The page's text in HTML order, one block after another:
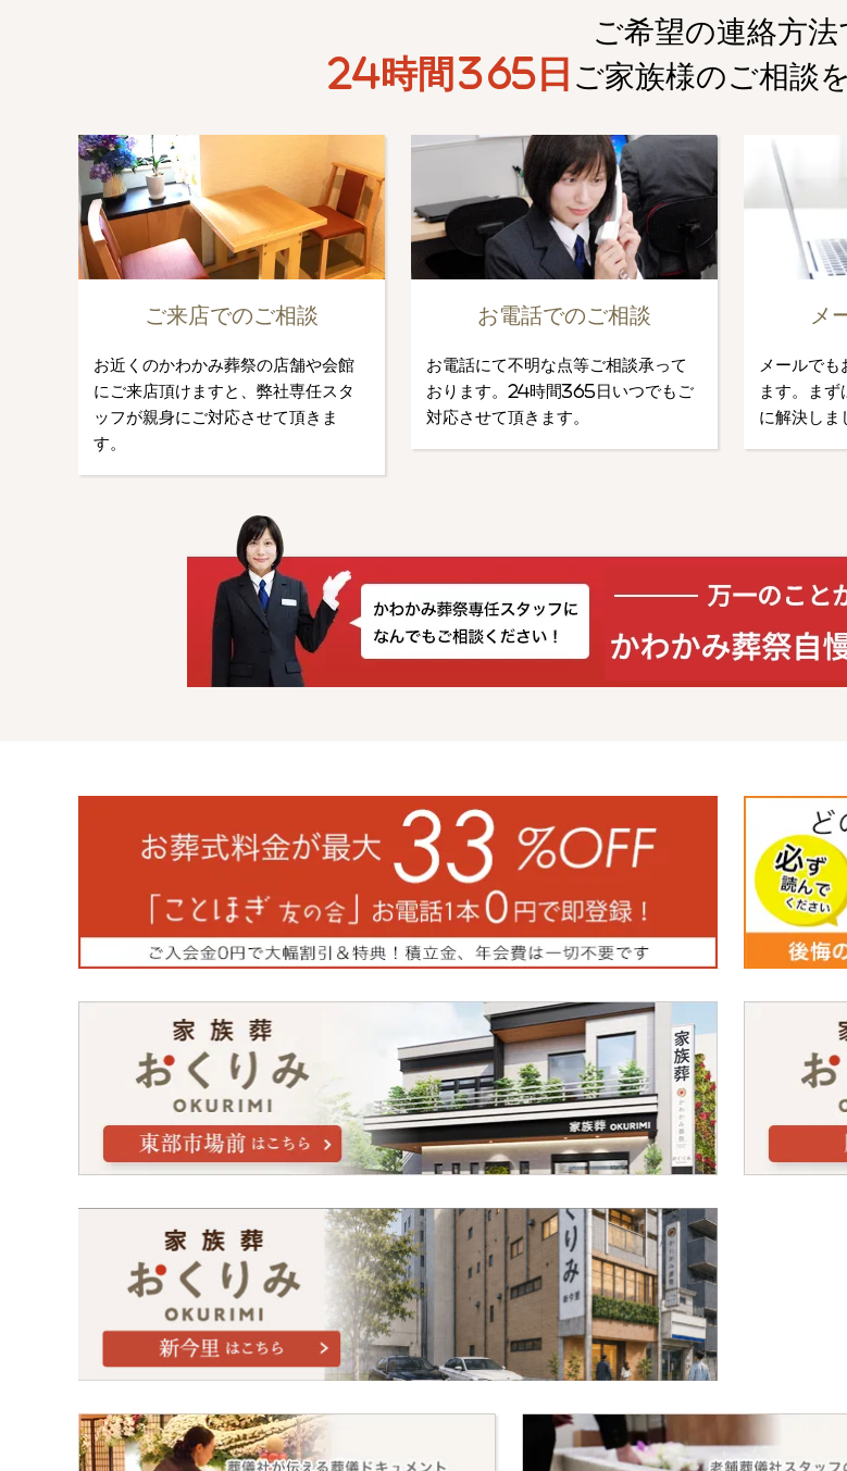
ご希望の連絡方法
24時間365日 ご家族様のご相談を
ご来店でのご相談
お近くのかわかみ葬祭の店舗や会館
にご来店頂けますと、弊社専任スタ
ッフが親身にご対応させて頂きま
す。
お電話でのご相談
お電話にて不明な点等ご相談承って
おります。24時間365日いつでもご
対応させて頂きます。
メ
メールで
ます。まず
に解決しま